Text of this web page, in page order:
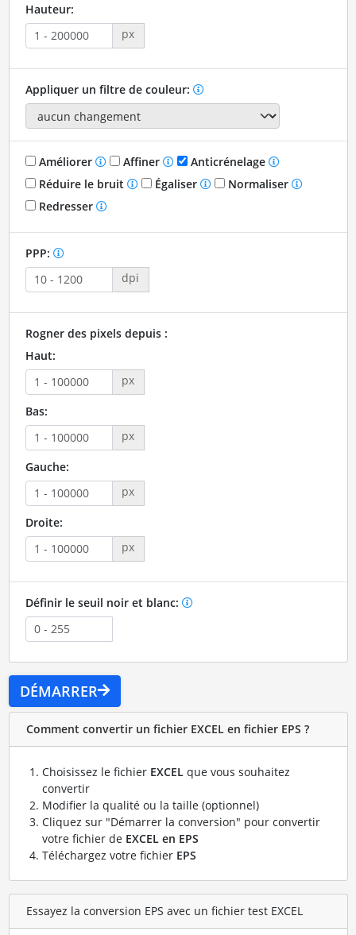
Hauteur:
px
Appliquer un filtre de couleur:
Améliorer Affiner
Anticrénelage
Réduire le bruit
Égaliser
Normaliser
Redresser
PPP:
dpi
Rogner des pixels depuis :
Haut:
px
Bas:
px
Gauche:
px
Droite:
px
Définir le seuil noir et blanc:
DÉMARRER
Comment convertir un fichier EXCEL en fichier EPS ?
Choisissez le fichier EXCELque vous souhaitez
convertir
Modifier la qualité ou la taille (optionnel)
Cliquez sur "Démarrer la conversion" pour convertir
votre fichier de EXCEL en EPS
Téléchargez votre fichier EPS
Essayez la conversion EPS avec un fichier test EXCEL